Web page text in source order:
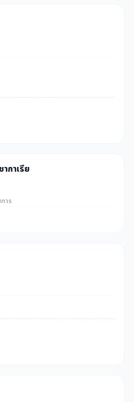
กาเรีย
าร